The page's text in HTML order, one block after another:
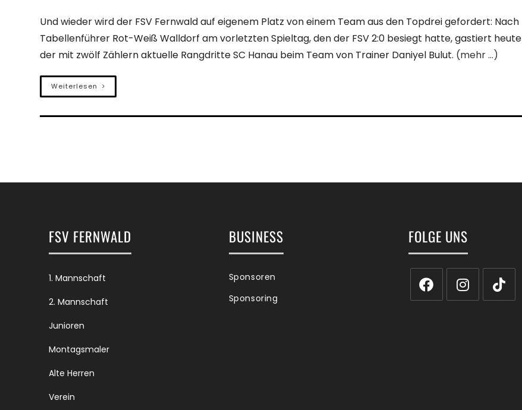
Und wieder wird der FSV Fernwald auf eigenem Platz von einem Team aus den Topdrei gefordert: Nach
Tabellenführer Rot-Weiß Walldorf am vorletzten Spieltag, den der FSV 2:0 besiegt hatte, gastiert heute
der mit zwölf Zählern aktuelle Rangdritte SC Hanau beim Team von Trainer Daniyel Bulut. (mehr …)
Weiterlesen
FSV FERNWALD
1. Mannschaft
2. Mannschaft
Junioren
Montagsmaler
Alte Herren
Verein
BUSINESS
Sponsoren
Sponsoring
FOLGE UNS